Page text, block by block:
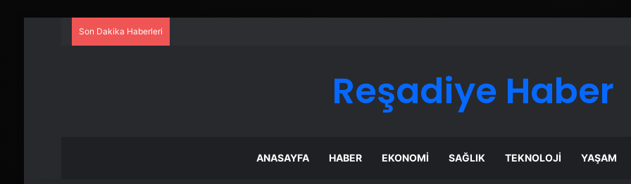
Son Dakika Haberleri
Reşadiye Haber
ANASAYFA HABER EKONOMI SAĞLIK TEKNOLOJI YAŞAM